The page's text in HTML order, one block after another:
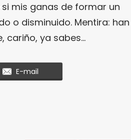
si mis ganas de formar un
o disminuido. Mentira: han
cariño, ya sabes…
E-mail